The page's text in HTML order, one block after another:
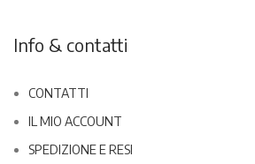
Info & contatti
CONTATTI
IL MIO ACCOUNT
SPEDIZIONE E RESI